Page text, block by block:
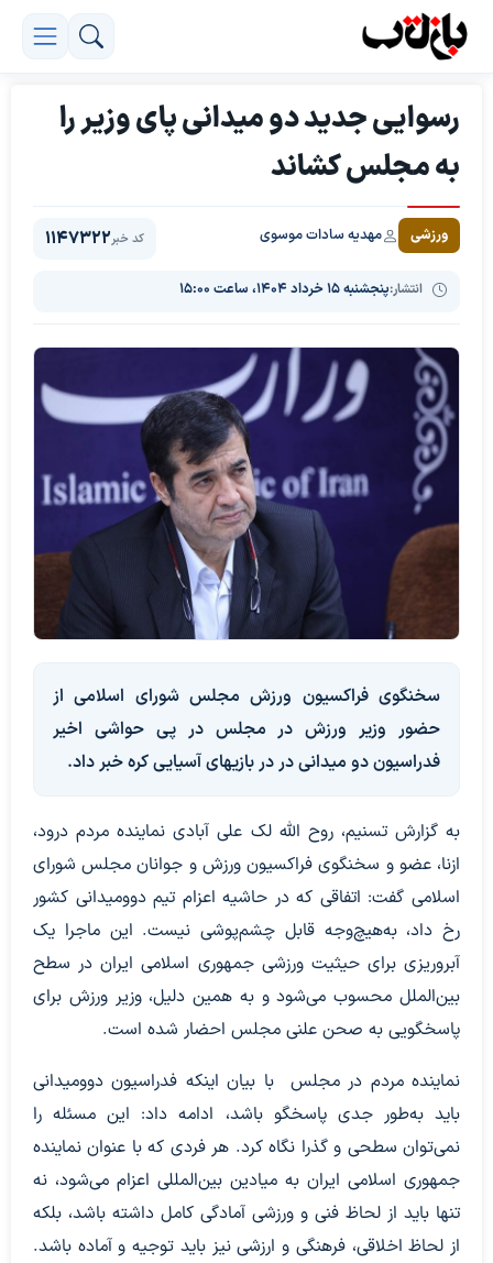
رسوایی جدید دو میدانی پای وزیر را
به مجلس کشاند
ورزشی مهدیه سادات موسوی
انتشار:پنجشنبه ۱۵ خرداد ۱۴۰۴، ساعت ۱۵:۰۰
کد خبر1147322
سخنگوی فراکسیون ورزش مجلس شورای اسلامی از
حضور وزیر ورزش در مجلس در پی حواشی اخیر
فدراسیون دو میدانی در در بازیهای آسیایی کره خبر داد.
به گزارش تسنیم، روح الله لک علی آبادی نماینده مردم درود،
ازنا، عضو و سخنگوی فراکسیون ورزش و جوانان مجلس شورای
اسلامی گفت: اتفاقی که در حاشیه اعزام تیم دوومیدانی کشور
رخ داد، به‌هیچ‌وجه قابل چشم‌پوشی نیست. این ماجرا یک
آبروریزی برای حیثیت ورزشی جمهوری اسلامی ایران در سطح
بین‌الملل محسوب می‌شود و به همین دلیل، وزیر ورزش برای
پاسخگویی به صحن علنی مجلس احضار شده است.
نماینده مردم در مجلس با بیان اینکه فدراسیون دوومیدانی
باید به‌طور جدی پاسخگو باشد، ادامه داد: این مسئله را
نمی‌توان سطحی و گذرا نگاه کرد. هر فردی که با عنوان نماینده
جمهوری اسلامی ایران به میادین بین‌المللی اعزام می‌شود، نه
تنها باید از لحاظ فنی و ورزشی آمادگی کامل داشته باشد، بلکه
از لحاظ اخلاقی، فرهنگی و ارزشی نیز باید توجیه و آماده باشد.